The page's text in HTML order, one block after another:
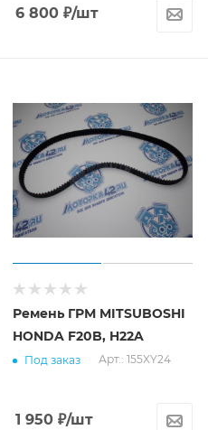
6 800₽/шт
Ремень ГРМ MITSUBOSHI
HONDA F20B, H22A
Под заказ Арт.: 155XY24
1 950₽/шт